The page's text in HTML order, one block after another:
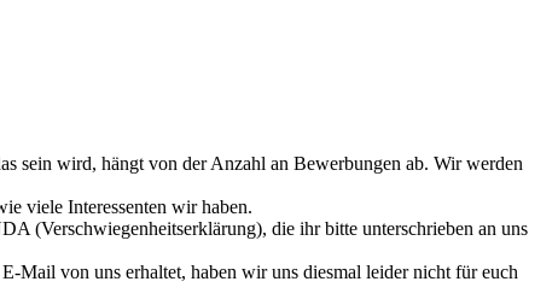
sein wird, hängt von der Anzahl an Bewerbungen ab. Wir werden
viele Interessenten wir haben.
(Verschwiegenheitserklärung), die ihr bitte unterschrieben an uns
Mail von uns erhaltet, haben wir uns diesmal leider nicht für euch